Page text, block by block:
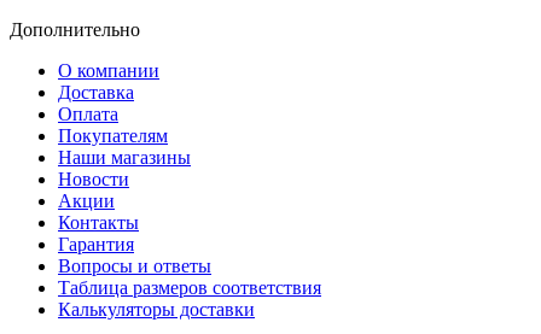
Дополнительно
О компании
Доставка
Оплата
Покупателям
Наши магазины
Новости
Акции
Контакты
Гарантия
Вопросы и ответы
Таблица размеров соответствия
Калькуляторы доставки